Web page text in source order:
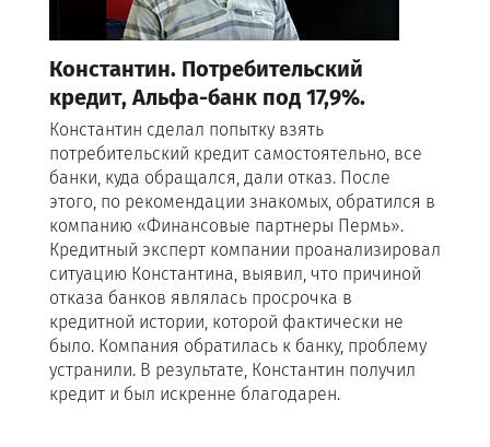
Константин. Потребительский
кредит, Альфа-банк под 17,9%.
Константин сделал попытку взять
потребительский кредит самостоятельно, все
банки, куда обращался, дали отказ. После
этого, по рекомендации знакомых, обратился в
компанию «Финансовые партнеры Пермь».
Кредитный эксперт компании проанализировал
ситуацию Константина, выявил, что причиной
отказа банков являлась просрочка в
кредитной истории, которой фактически не
было. Компания обратилась к банку, проблему
устранили. В результате, Константин получил
кредит и был искренне благодарен.